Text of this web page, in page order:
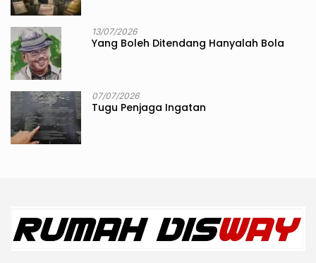
13/07/2026
Yang Boleh Ditendang Hanyalah Bola
07/07/2026
Tugu Penjaga Ingatan